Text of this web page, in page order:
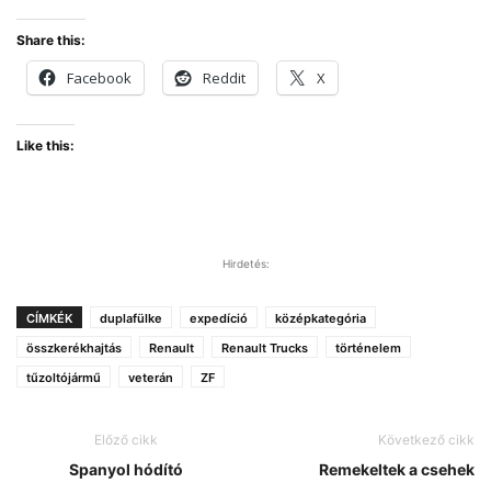
Share this:
Facebook Reddit X
Like this:
Hirdetés:
CÍMKÉK duplafülke expedíció
középkategória
összkerékhajtás
Renault Renault Trucks
történelem
tűzoltójármű
veterán ZF
Előző cikk
Spanyol hódító
Következő cikk
Remekeltek a csehek